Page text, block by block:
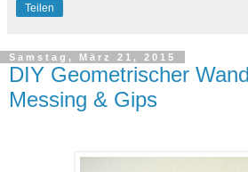
Teilen
Samstag, März 21, 2015
DIY Geometrischer
Messing & Gips